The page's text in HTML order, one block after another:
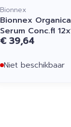
Bionnex
Bionnex
Serum Conc.fl
€ 39,64
Niet beschikbaar